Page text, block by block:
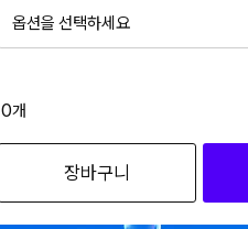
옵션을 선택하세요
0개
장바구니